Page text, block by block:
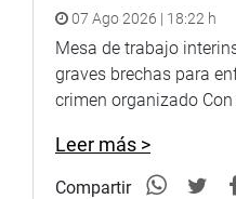
07 Ago 2026 | 18:22 h
Mesa de trabajo
graves brechas para
crimen organizado
Leer más >
Compartir